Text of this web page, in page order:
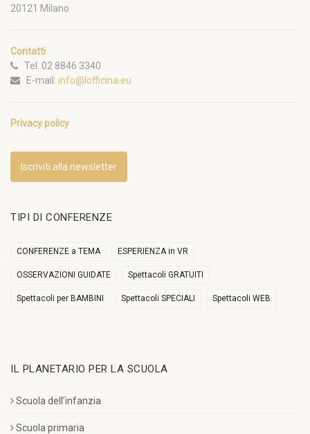
20121 Milano
Contatti
Tel. 02 8846 3340
E-mail: info@lofficina.eu
Privacy policy
Iscriviti alla newsletter
TIPI DI CONFERENZE
CONFERENZE a TEMA ESPERIENZA in VR
OSSERVAZIONI GUIDATE Spettacoli GRATUITI
Spettacoli per BAMBINI Spettacoli SPECIALI Spettacoli WEB
IL PLANETARIO PER LA SCUOLA
Scuola dell’infanzia
Scuola primaria